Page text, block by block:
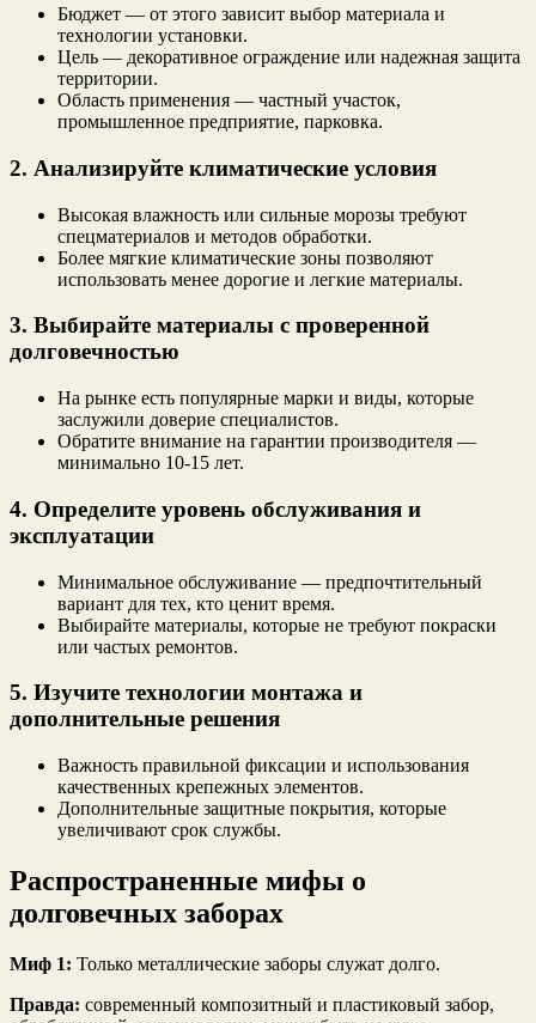
Бюджет — от этого зависит выбор материала и
технологии установки.
Цель — декоративное ограждение или надежная защита
территории.
Область применения — частный участок,
промышленное предприятие, парковка.
2. Анализируйте климатические условия
Высокая влажность или сильные морозы требуют
спецматериалов и методов обработки.
Более мягкие климатические зоны позволяют
использовать менее дорогие и легкие материалы.
3. Выбирайте материалы с проверенной
долговечностью
На рынке есть популярные марки и виды, которые
заслужили доверие специалистов.
Обратите внимание на гарантии производителя —
минимально 10-15 лет.
4. Определите уровень обслуживания и
эксплуатации
Минимальное обслуживание — предпочтительный
вариант для тех, кто ценит время.
Выбирайте материалы, которые не требуют покраски
или частых ремонтов.
5. Изучите технологии монтажа и
дополнительные решения
Важность правильной фиксации и использования
качественных крепежных элементов.
Дополнительные защитные покрытия, которые
увеличивают срок службы.
Распространенные мифы о
долговечных заборах
Миф 1: Только металлические заборы служат долго.
Правда: современный композитный и пластиковый забор,